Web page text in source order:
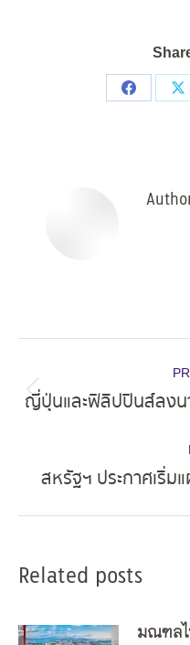
Share
navigation
ญี่ปุ่นและฟิลิปปินส์ลง
สหรัฐฯ ประกาศเริ่ม
Related posts
มณฑลไ